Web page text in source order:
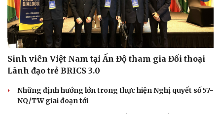
Văn hóa
Sân khấu - Điện ảnh
Văn học
Âm nhạc
Giải trí
Nghệ sĩ
Thời trang
Sinh viên Việt Nam tại Ấn Độ tham gia Đối thoại
Lãnh đạo trẻ BRICS 3.0
Những định hướng lớn trong thực hiện Nghị quyết số 57-
NQ/TW giai đoạn tới